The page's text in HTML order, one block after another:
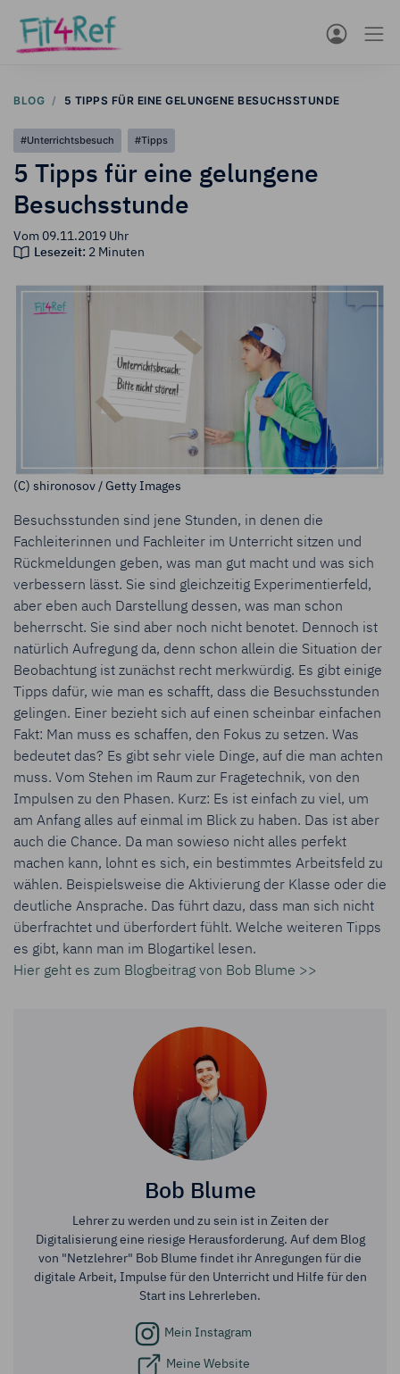
BLOG 5 TIPPS FÜR EINE GELUNGENE BESUCHSSTUNDE
#Unterrichtsbesuch #Tipps
5 Tipps für eine gelungene
Besuchsstunde
Vom 09.11.2019 Uhr
Lesezeit: 2 Minuten
(C) shironosov / Getty Images
Besuchsstunden sind jene Stunden, in denen die
Fachleiterinnen und Fachleiter im Unterricht sitzen und
Rückmeldungen geben, was man gut macht und was sich
verbessern lässt. Sie sind gleichzeitig Experimentierfeld,
aber eben auch Darstellung dessen, was man schon
beherrscht. Sie sind aber noch nicht benotet. Dennoch ist
natürlich Aufregung da, denn schon allein die Situation der
Beobachtung ist zunächst recht merkwürdig. Es gibt einige
Tipps dafür, wie man es schafft, dass die Besuchsstunden
gelingen. Einer bezieht sich auf einen scheinbar einfachen
Fakt: Man muss es schaffen, den Fokus zu setzen. Was
bedeutet das? Es gibt sehr viele Dinge, auf die man achten
muss. Vom Stehen im Raum zur Fragetechnik, von den
Impulsen zu den Phasen. Kurz: Es ist einfach zu viel, um
am Anfang alles auf einmal im Blick zu haben. Das ist aber
auch die Chance. Da man sowieso nicht alles perfekt
machen kann, lohnt es sich, ein bestimmtes Arbeitsfeld zu
wählen. Beispielsweise die Aktivierung der Klasse oder die
deutliche Ansprache. Das führt dazu, dass man sich nicht
überfrachtet und überfordert fühlt. Welche weiteren Tipps
es gibt, kann man im Blogartikel lesen.
Hier geht es zum Blogbeitrag von Bob Blume >>
Bob Blume
Lehrer zu werden und zu sein ist in Zeiten der
Digitalisierung eine riesige Herausforderung. Auf dem Blog
von "Netzlehrer" Bob Blume findet ihr Anregungen für die
digitale Arbeit, Impulse für den Unterricht und Hilfe für den
Start ins Lehrerleben.
Mein Instagram
Meine Website